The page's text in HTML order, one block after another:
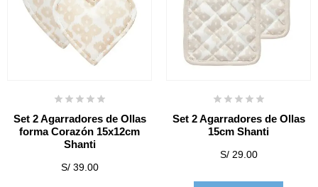
Set 2 Agarradores de Ollas
forma Corazón 15x12cm
Shanti
S/39.00
Set 2 Agarradores de Ollas
15cm Shanti
S/29.00